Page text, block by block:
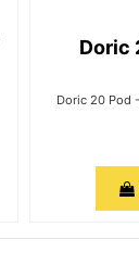
Doric
Doric 20 Pod